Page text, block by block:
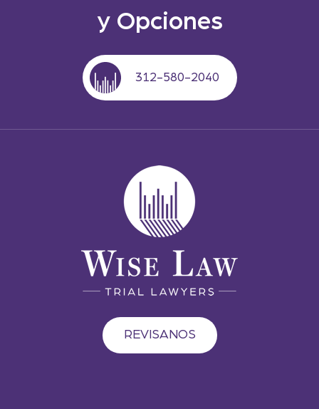
y Opciones
312-580-2040
REVISANOS